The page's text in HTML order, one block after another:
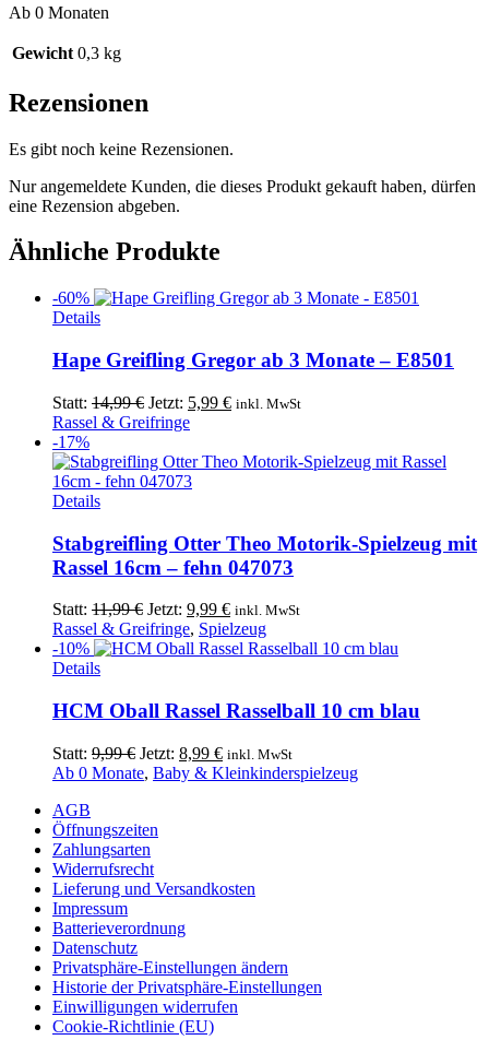
Ab 0 Monaten
Gewicht 0,3 kg
Rezensionen
Es gibt noch keine Rezensionen.
Nur angemeldete Kunden, die dieses Produkt gekauft haben, dürfen
eine Rezension abgeben.
Ähnliche Produkte
-60%
Details
Hape Greifling Gregor ab 3 Monate – E8501
Statt: 14,99€ Ursprünglicher
Preis
14,99 €
Jetzt: 5,99 €Aktueller
5,99 €.
inkl. MwSt
Rassel & Greifringe
-17%
Details
Stabgreifling Otter Theo Motorik-Spielzeug mit
Rassel 16cm – fehn 047073
Statt: 11,99€ Ursprünglicher
Preis
war:
Jetzt: 9,99 €Aktueller
Preis
ist:
inkl. MwSt
Rassel & Greifringe, Spielzeug
-10%
Details
HCM Oball Rassel Rasselball 10 cm blau
Statt: 9,99€ Ursprünglicher
Preis
Jetzt: 8,99 €Aktueller
Preis
inkl. MwSt
Ab 0 Monate, Baby & Kleinkinderspielzeug
AGB
Öffnungszeiten
Zahlungsarten
Widerrufsrecht
Lieferung und Versandkosten
Impressum
Batterieverordnung
Datenschutz
Privatsphäre-Einstellungen ändern
Historie der Privatsphäre-Einstellungen
Einwilligungen widerrufen
Cookie-Richtlinie (EU)